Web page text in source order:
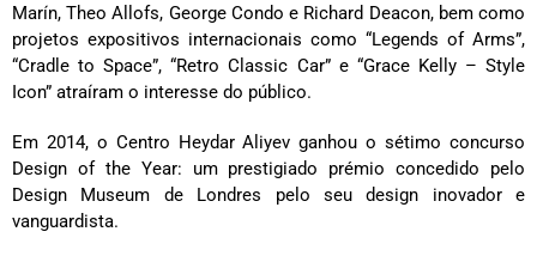
Marín, Theo Allofs, George Condo e Richard Deacon, bem como
projetos expositivos internacionais como “Legends of Arms”,
“Cradle to Space”, “Retro Classic Car” e “Grace Kelly – Style
Icon” atraíram o interesse do público.
Em 2014, o Centro Heydar Aliyev ganhou o sétimo concurso
Design of the Year: um prestigiado prémio concedido pelo
Design Museum de Londres pelo seu design inovador e
vanguardista.